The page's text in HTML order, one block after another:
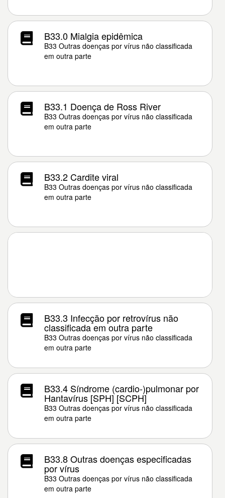
B33.0 Mialgia epidêmica
B33 Outras doenças por vírus não classificada
em outra parte
B33.1 Doença de Ross River
B33 Outras doenças por vírus não classificada
em outra parte
B33.2 Cardite viral
B33 Outras doenças por vírus não classificada
em outra parte
B33.3 Infecção por retrovírus não
classificada em outra parte
B33 Outras doenças por vírus não classificada
em outra parte
B33.4 Síndrome (cardio-)pulmonar por
Hantavírus [SPH] [SCPH]
B33 Outras doenças por vírus não classificada
em outra parte
B33.8 Outras doenças especificadas
por vírus
B33 Outras doenças por vírus não classificada
em outra parte